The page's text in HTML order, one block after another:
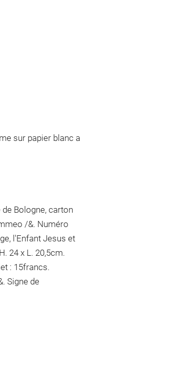
sur papier blanc a
Bologne, carton
/&. Numéro
l'Enfant Jesus et
24 x L. 20,5cm.
: 15francs.
Signe de